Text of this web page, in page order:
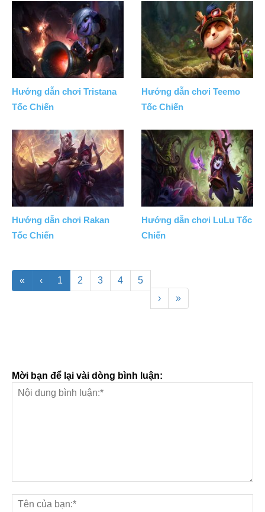
Hướng dẫn chơi Tristana
Tốc Chiến
Hướng dẫn chơi Teemo
Tốc Chiến
Hướng dẫn chơi Rakan
Tốc Chiến
Hướng dẫn chơi LuLu Tốc
Chiến
« ‹ 1 2 3 4
5
›
»
Mời bạn để lại vài dòng bình luận: